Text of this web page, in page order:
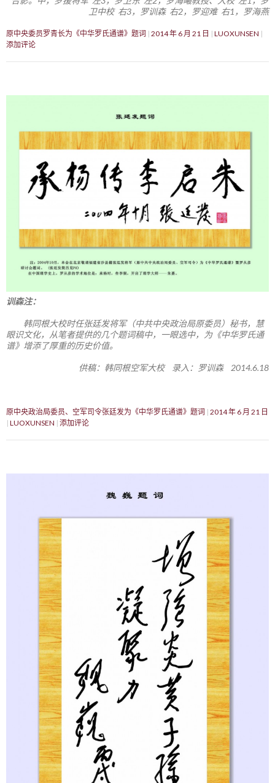
卫中校 右3，罗训森 右2，罗迎难 右1，罗海燕
原中央委员罗青长为《中华罗氏通谱》题词 2014 年 6 月 21 日
LUOXUNSEN
添加评论
训森注：
韩同根大校时任张廷发将军（中共中央政治局原委员）秘书，慧
眼识文化，从笔者提供的几个题词稿中，一眼选中，为《中华罗氏通
谱》增添了厚重的历史价值。
供稿：韩同根空军大校 录入：罗训森 2014.6.18
原中央政治局委员、空军司令张廷发为《中华罗氏通谱》题词 2014 年 6 月 21 日
LUOXUNSEN 添加评论